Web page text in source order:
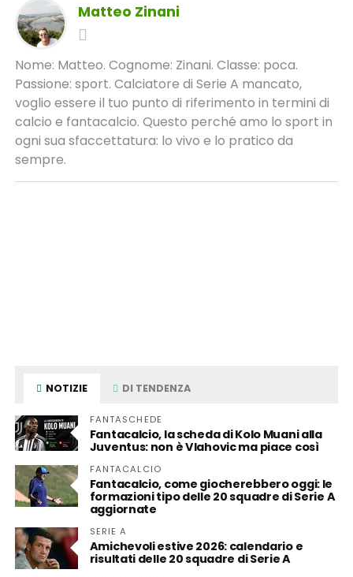
Matteo Zinani
Nome: Matteo. Cognome: Zinani. Classe: poca.
Passione: sport. Calciatore di Serie A mancato,
voglio essere il tuo punto di riferimento in termini di
calcio e fantacalcio. Questo perché amo lo sport in
ogni sua sfaccettatura: lo vivo e lo pratico da
sempre.
NOTIZIE DI TENDENZA
FANTASCHEDE
Fantacalcio, la scheda di Kolo Muani alla
Juventus: non è Vlahovic ma piace così
FANTACALCIO
Fantacalcio, come giocherebbero oggi: le
formazioni tipo delle 20 squadre di Serie A
aggiornate
SERIE A
Amichevoli estive 2026: calendario e
risultati delle 20 squadre di Serie A